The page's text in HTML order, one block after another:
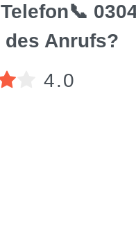
des Anrufs?
4.0